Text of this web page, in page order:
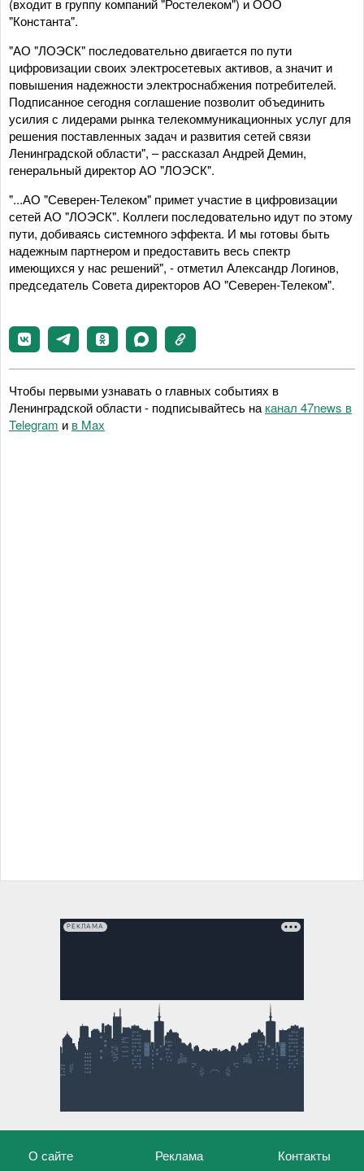
(входит в группу компаний "Ростелеком") и ООО
"Константа".
"АО "ЛОЭСК" последовательно двигается по пути
цифровизации своих электросетевых активов, а значит и
повышения надежности электроснабжения потребителей.
Подписанное сегодня соглашение позволит объединить
усилия с лидерами рынка телекоммуникационных услуг для
решения поставленных задач и развития сетей связи
Ленинградской области", – рассказал Андрей Демин,
генеральный директор АО "ЛОЭСК".
"...АО "Северен-Телеком" примет участие в цифровизации
сетей АО "ЛОЭСК". Коллеги последовательно идут по этому
пути, добиваясь системного эффекта. И мы готовы быть
надежным партнером и предоставить весь спектр
имеющихся у нас решений", - отметил Александр Логинов,
председатель Совета директоров АО "Северен-Телеком".
Чтобы первыми узнавать о главных событиях в
Ленинградской области - подписывайтесь на канал 47news в
Telegram и в Maх
РЕКЛАМА
О сайте Реклама Контакты